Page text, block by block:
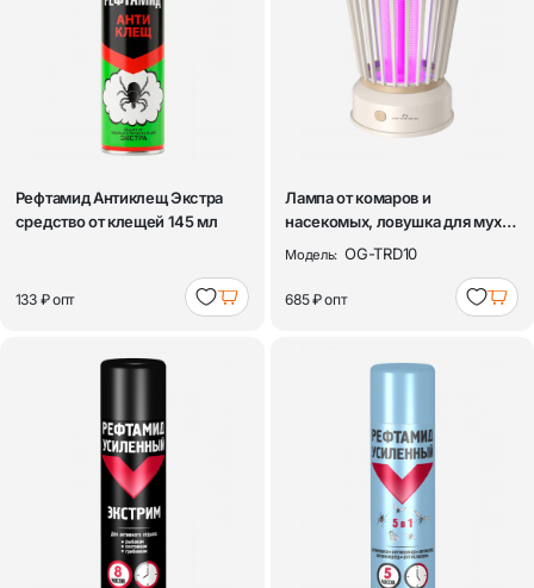
Рефтамид Антиклещ Экстра
средство от клещей 145 мл
133 ₽опт
Лампа от комаров и
насекомых, ловушка для мух,
комаров, анти...
Модель: OG-TRD10
685 ₽опт